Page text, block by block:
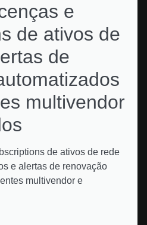
e
de ativos de
de
multivendor
de ativos de rede
e alertas de renovação
multivendor e